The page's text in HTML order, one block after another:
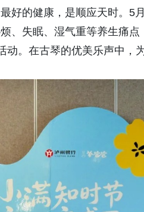
好的健康，是顺应天时。5
、失眠、湿气重等养生痛
动。在古琴的优美乐声中，